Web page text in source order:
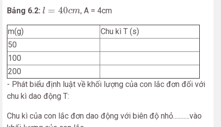
Bảng 6.2: l = 40cm
l= 40cm , A = 4cm
m(g)
Chu kì T (s)
50
100
200
- Phát biểu định luật về khối lượng của con lắc đơn đối với
chu kì dao động T:
Chu kì của con lắc đơn dao động với biên độ nhỏ...........vào